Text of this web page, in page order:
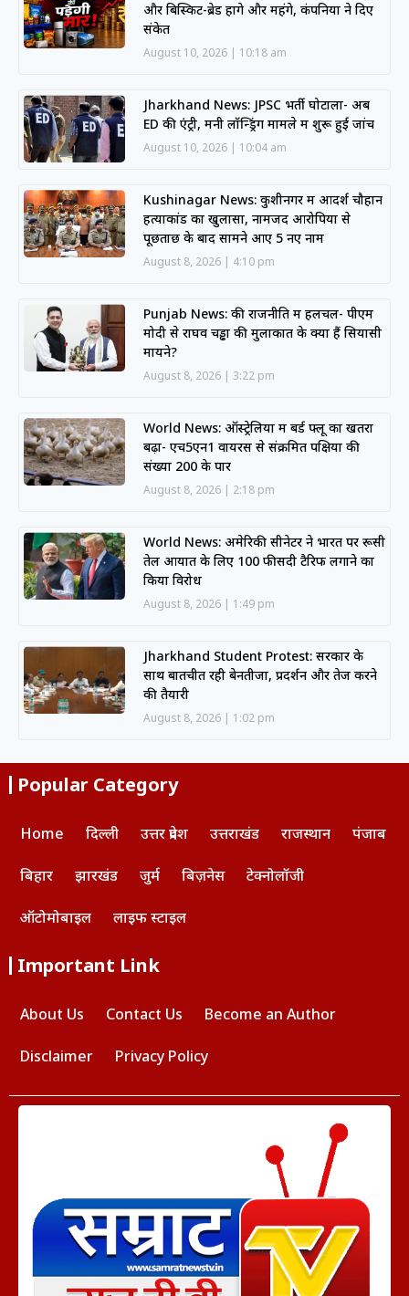
और बिस्किट-ब्रेड होंगे और महंगे, कंपनियों ने दिए
संकेत
August 10, 2026 10:18 am
Jharkhand News: JPSC भर्ती घोटाला- अब
ED की एंट्री, मनी लॉन्ड्रिंग मामले में शुरू हुई जांच
August 10, 2026 10:04 am
Kushinagar News: कुशीनगर में आदर्श चौहान
हत्याकांड का खुलासा, नामजद आरोपियों से
पूछताछ के बाद सामने आए 5 नए नाम
August 8, 2026 4:10 pm
Punjab News: की राजनीति में हलचल- पीएम
मोदी से राघव चड्ढा की मुलाकात के क्या हैं सियासी
मायने?
August 8, 2026 3:22 pm
World News: ऑस्ट्रेलिया में बर्ड फ्लू का खतरा
बढ़ा- एच5एन1 वायरस से संक्रमित पक्षियों की
संख्या 200 के पार
August 8, 2026 2:18 pm
World News: अमेरिकी सीनेटर ने भारत पर रूसी
तेल आयात के लिए 100 फीसदी टैरिफ लगाने का
किया विरोध
August 8, 2026 1:49 pm
Jharkhand Student Protest: सरकार के
साथ बातचीत रही बेनतीजा, प्रदर्शन और तेज करने
की तैयारी
August 8, 2026 1:02 pm
Popular Category
Home दिल्ली उत्तर प्रदेश उत्तराखंड राजस्थान पंजाब
बिहार झारखंड जुर्म बिज़नेस टेक्नोलॉजी
ऑटोमोबाइल लाइफ स्टाइल
Important Link
About Us Contact Us Become an Author
Disclaimer Privacy Policy